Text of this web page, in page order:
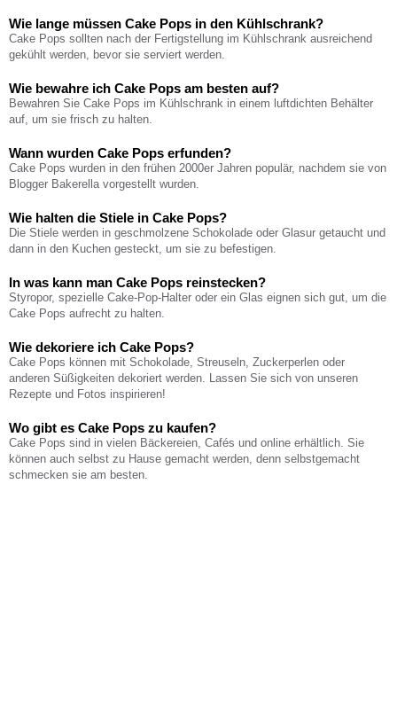
Wie lange müssen Cake Pops in den Kühlschrank?
Cake Pops sollten nach der Fertigstellung im Kühlschrank ausreichend
gekühlt werden, bevor sie serviert werden.
Wie bewahre ich Cake Pops am besten auf?
Bewahren Sie Cake Pops im Kühlschrank in einem luftdichten Behälter
auf, um sie frisch zu halten.
Wann wurden Cake Pops erfunden?
Cake Pops wurden in den frühen 2000er Jahren populär, nachdem sie von
Blogger Bakerella vorgestellt wurden.
Wie halten die Stiele in Cake Pops?
Die Stiele werden in geschmolzene Schokolade oder Glasur getaucht und
dann in den Kuchen gesteckt, um sie zu befestigen.
In was kann man Cake Pops reinstecken?
Styropor, spezielle Cake-Pop-Halter oder ein Glas eignen sich gut, um die
Cake Pops aufrecht zu halten.
Wie dekoriere ich Cake Pops?
Cake Pops können mit Schokolade, Streuseln, Zuckerperlen oder
anderen Süßigkeiten dekoriert werden. Lassen Sie sich von unseren
Rezepte und Fotos inspirieren!
Wo gibt es Cake Pops zu kaufen?
Cake Pops sind in vielen Bäckereien, Cafés und online erhältlich. Sie
können auch selbst zu Hause gemacht werden, denn selbstgemacht
schmecken sie am besten.